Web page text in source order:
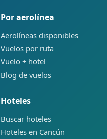
Por aerolínea
Aerolíneas disponibles
Vuelos por ruta
Vuelo + hotel
Blog de vuelos
Hoteles
Buscar hoteles
Hoteles en Cancún